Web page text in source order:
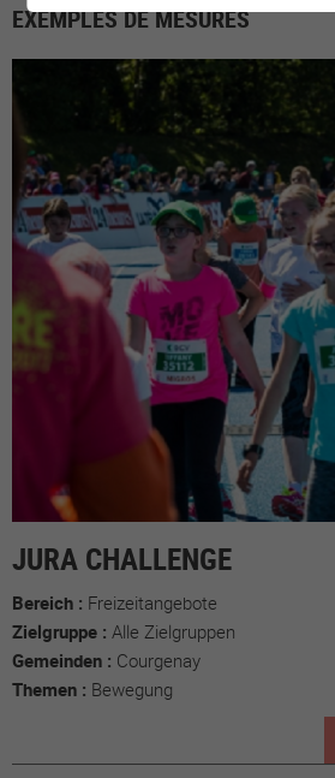
EXEMPLES DE MESURES
JURA CHALLENGE
Bereich : Freizeitangebote
Zielgruppe : Alle Zielgruppen
Gemeinden : Courgenay
Themen : Bewegung